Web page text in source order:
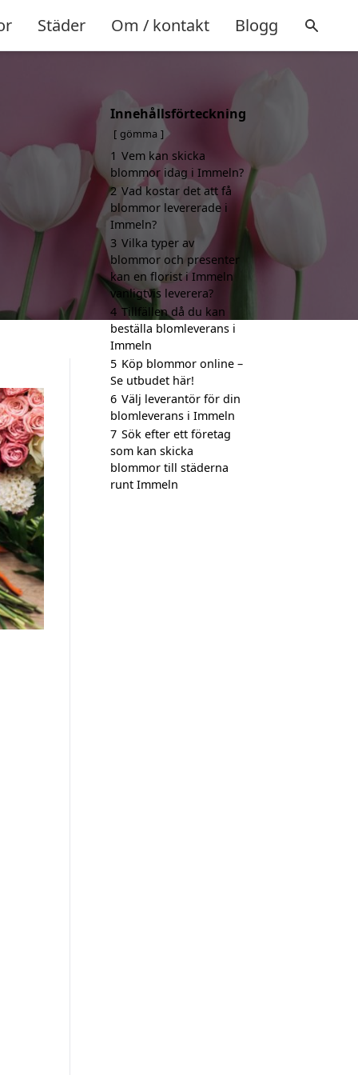
Städer Om / kontakt Blogg
Innehållsförteckning
gömma
1 Vem kan skicka
blommor idag i Immeln?
2 Vad kostar det att få
blommor levererade i
Immeln?
3 Vilka typer av
blommor och presenter
kan en florist i Immeln
vanligtvis leverera?
4 Tillfällen då du kan
beställa blomleverans i
Immeln
5 Köp blommor online –
Se utbudet här!
6 Välj leverantör för din
blomleverans i Immeln
7 Sök efter ett företag
som kan skicka
blommor till städerna
runt Immeln